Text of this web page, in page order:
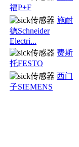
福P+F
施耐
德Schneider
Electri...
费斯
托FESTO
西门
子SIEMENS